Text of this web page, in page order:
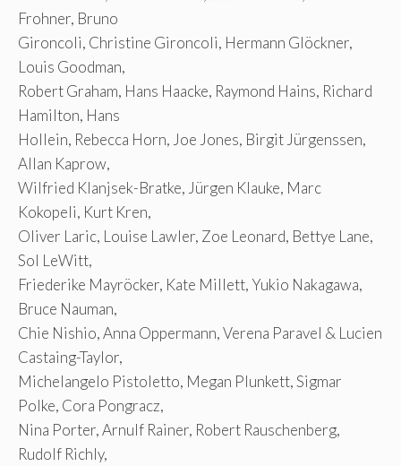
Frohner, Bruno
Gironcoli, Christine Gironcoli, Hermann Glöckner,
Louis Goodman,
Robert Graham, Hans Haacke, Raymond Hains, Richard
Hamilton, Hans
Hollein, Rebecca Horn, Joe Jones, Birgit Jürgenssen,
Allan Kaprow,
Wilfried Klanjsek-Bratke, Jürgen Klauke, Marc
Kokopeli, Kurt Kren,
Oliver Laric, Louise Lawler, Zoe Leonard, Bettye Lane,
Sol LeWitt,
Friederike Mayröcker, Kate Millett, Yukio Nakagawa,
Bruce Nauman,
Chie Nishio, Anna Oppermann, Verena Paravel & Lucien
Castaing-Taylor,
Michelangelo Pistoletto, Megan Plunkett, Sigmar
Polke, Cora Pongracz,
Nina Porter, Arnulf Rainer, Robert Rauschenberg,
Rudolf Richly,